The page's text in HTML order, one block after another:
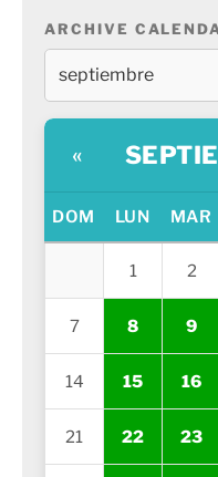
ARCHIVE
«
DOM LUN MAR
1 2
7 8 9
14 15 16
21 22 23